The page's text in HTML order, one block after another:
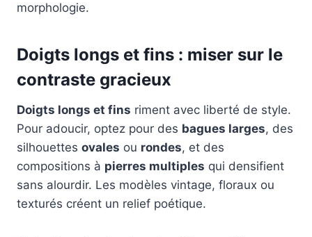
morphologie.
Doigts longs et fins : miser sur le
contraste gracieux
Doigts longs et fins riment avec liberté de style.
Pour adoucir, optez pour des bagues larges, des
silhouettes ovales ou rondes, et des
compositions à pierres multiples qui densifient
sans alourdir. Les modèles vintage, floraux ou
texturés créent un relief poétique.